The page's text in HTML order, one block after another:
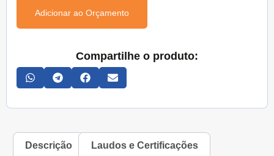
Adicionar ao Orçamento
Compartilhe o produto:
Descrição Laudos e Certificações